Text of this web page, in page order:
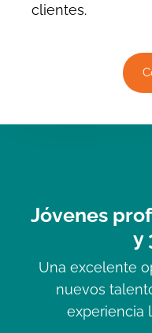
clientes.
Jóvenes
y
Una excelente
nuevos
experiencia